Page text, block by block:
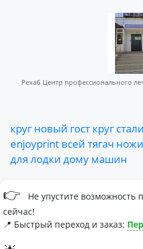
Рехаб Центр профессионального
круг новый гост круг стали
enjoyprint всей тягач ножи
для лодки дому машин
👉
Не упустите возможность
сейчас!
📍 Быстрый переход и заказ: